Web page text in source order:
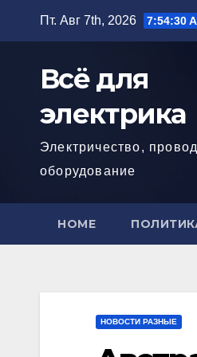
Пт. Авг 7th, 2026 7:54:31
Всё для
электрика
Электричество,
оборудование
HOME
НОВОСТИ РАЗНЫЕ